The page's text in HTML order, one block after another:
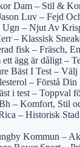
Dam – Stil &
Luv – Fejd
Ugn – Njut Av
– Klassisk
fisk – Fräsch,
ägg är dåligt –
Bäst I Test –
– Förstå Din
i test – Toppval
– Komfort, Stil
– Historisk
Kommun –